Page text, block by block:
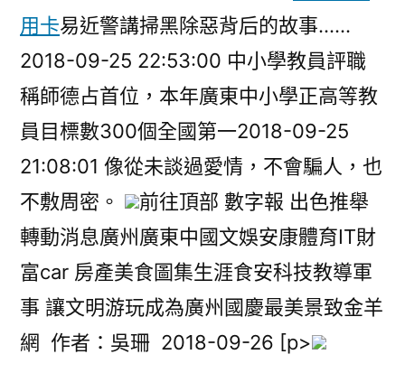
用卡易近警講掃黑除惡背后的故事……
2018-09-25 22:53:00 中小學教員評職
稱師德占首位，本年廣東中小學正高等教
員目標數300個全國第一2018-09-25
21:08:01 像從未談過愛情，不會騙人，也
不敷周密。
前往頂部 數字報 出色推舉
轉動消息廣州廣東中國文娛安康體育IT財
富car 房產美食圖集生涯食安科技教導軍
事 讓文明游玩成為廣州國慶最美景致金羊
網 作者：吳珊 2018-09-26 [p>